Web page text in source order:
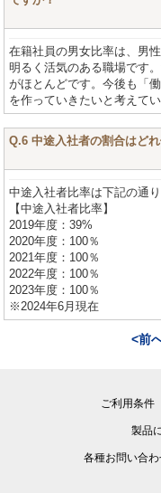
在籍社員の男女比率は、男
明るく活気のある職場です
がほとんどです。今後も「
を作っていきたいと考えてい
Q.6 中途入社者の割合はどれ
中途入社者比率は下記の通り
【中途入社者比率】
2019年度：39%
2020年度：100％
2021年度：100％
2022年度：100％
2023年度：100％
※2024年6月現在
<前
ご利用条件
製品
各種お問い合